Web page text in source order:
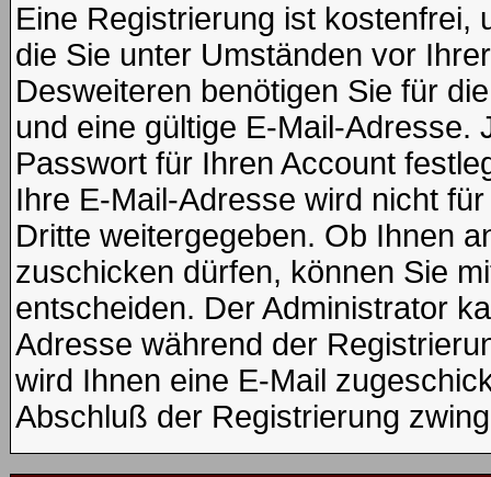
Eine Registrierung ist kostenfrei,
die Sie unter Umständen vor
Desweiteren benötigen Sie für
und eine gültige E-Mail-Adresse.
Passwort für Ihren Account
Ihre E-Mail-Adresse wird nicht
Dritte weitergegeben. Ob Ihnen
zuschicken dürfen, können Sie
entscheiden. Der Administrator
Adresse während der
wird Ihnen eine E-Mail
Abschluß der Registrierung